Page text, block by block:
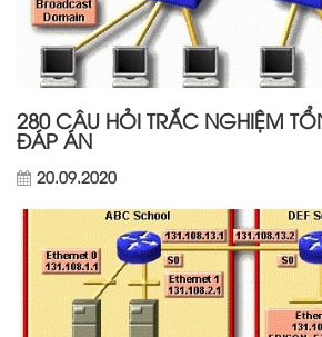
280 CÂU HỎI TRẮC NGHIỆM
ĐÁP ÁN
20.09.2020